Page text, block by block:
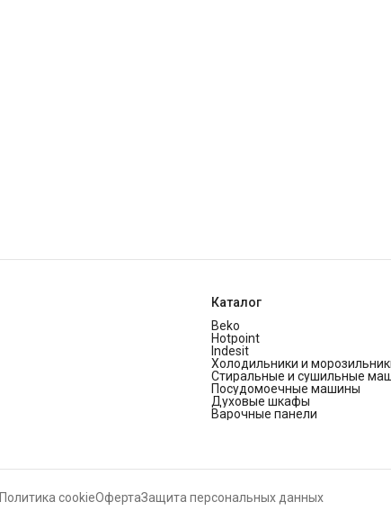
Каталог
Beko
Hotpoint
Indesit
Холодильники и
Стиральные и сушильные
Посудомоечные машины
Духовые шкафы
Варочные панели
Политика cookieОфертаЗащита персональных данных